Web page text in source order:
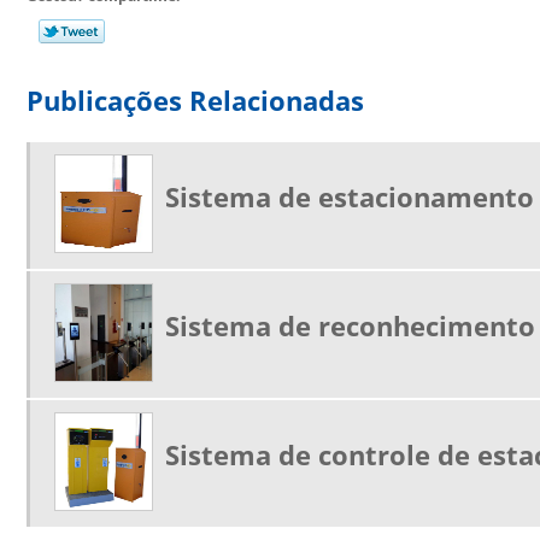
Publicações Relacionadas
Sistema de estacionamento
Sistema de
Sistema de controle de